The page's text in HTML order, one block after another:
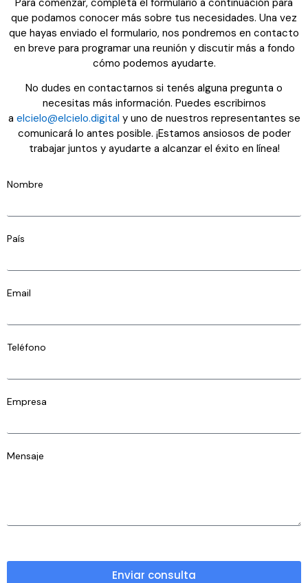
que podamos conocer más sobre tus necesidades. Una vez
que hayas enviado el formulario, nos pondremos en contacto
en breve para programar una reunión y discutir más a fondo
cómo podemos ayudarte.
No dudes en contactarnos si tenés alguna pregunta o
necesitas más información. Puedes escribirnos
a elcielo@elcielo.digital y uno de nuestros representantes se
comunicará lo antes posible. ¡Estamos ansiosos de poder
trabajar juntos y ayudarte a alcanzar el éxito en línea!
Nombre
País
Email
Teléfono
Empresa
Mensaje
Enviar consulta